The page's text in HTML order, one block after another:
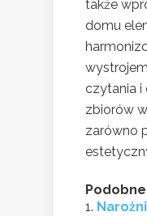
także
domu
czytania i
zbiorów
zarówno